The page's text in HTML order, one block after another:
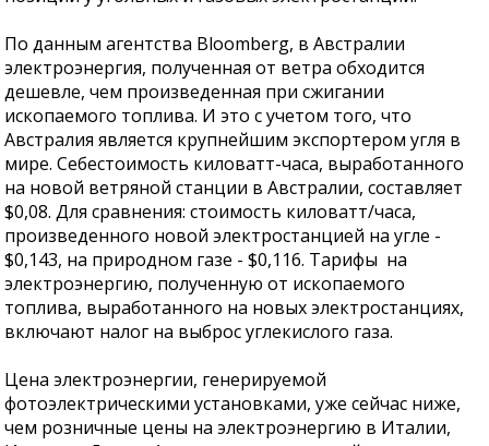
По данным агентства Bloomberg, в Австралии
электроэнергия, полученная от ветра обходится
дешевле, чем произведенная при сжигании
ископаемого топлива. И это с учетом того, что
Австралия является крупнейшим экспортером угля в
мире. Себестоимость киловатт-часа, выработанного
на новой ветряной станции в Австралии, составляет
$0,08. Для сравнения: стоимость киловатт/часа,
произведенного новой электростанцией на угле -
$0,143, на природном газе - $0,116. Тарифы на
электроэнергию, полученную от ископаемого
топлива, выработанного на новых электростанциях,
включают налог на выброс углекислого газа.
Цена электроэнергии, генерируемой
фотоэлектрическими установками, уже сейчас ниже,
чем розничные цены на электроэнергию в Италии,